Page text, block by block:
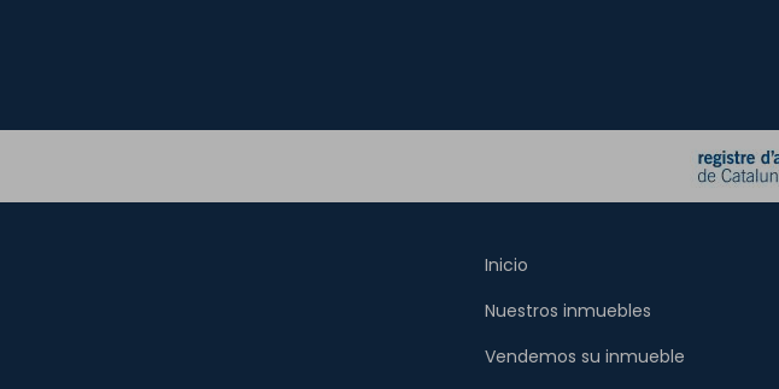
Inicio
Nuestros inmuebles
Vendemos su inmueble